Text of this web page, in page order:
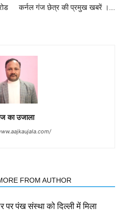
कर्नल गंज छेत्र की प्रमुख खबरें ।….
का उजाला
FROM AUTHOR
पर पंख संस्था को दिल्ली में मिला